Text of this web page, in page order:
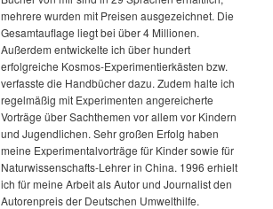
mehrere wurden mit Preisen ausgezeichnet. Die
Gesamtauflage liegt bei über 4 Millionen.
Außerdem entwickelte ich über hundert
erfolgreiche Kosmos-Experimentierkästen bzw.
verfasste die Handbücher dazu. Zudem halte ich
regelmäßig mit Experimenten angereicherte
Vorträge über Sachthemen vor allem vor Kindern
und Jugendlichen. Sehr großen Erfolg haben
meine Experimentalvorträge für Kinder sowie für
Naturwissenschafts-Lehrer in China. 1996 erhielt
ich für meine Arbeit als Autor und Journalist den
Autorenpreis der Deutschen Umwelthilfe.